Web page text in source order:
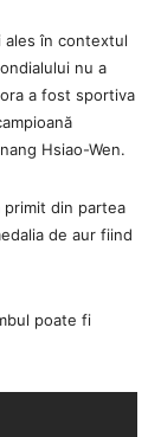
ales în contextul
nu a
a fost sportiva
Hsiao-Wen.
primit din partea
de aur fiind
poate fi